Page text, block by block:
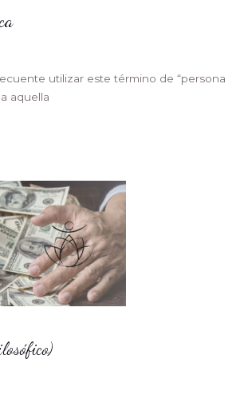
utilizar este término de “persona
aquella